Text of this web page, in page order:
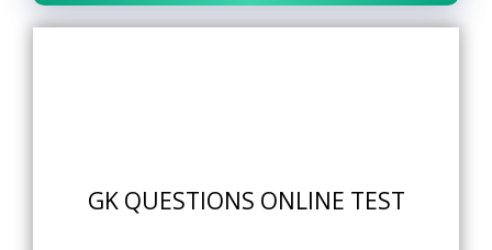
GK QUESTIONS ONLINE TEST